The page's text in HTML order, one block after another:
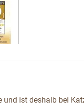
larger image
ist deshalb bei